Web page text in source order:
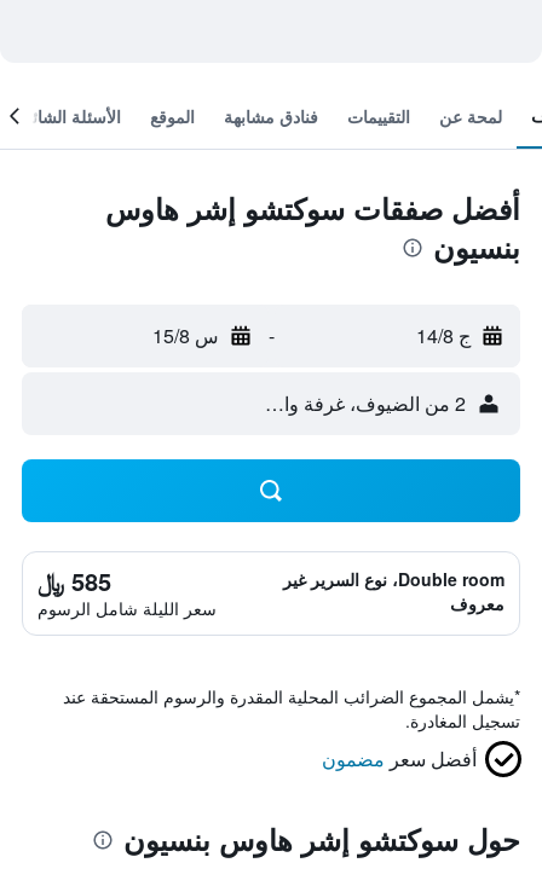
لمحة عن التقييمات فنادق مشابهة الموقع الأسئلة الشائعة
أفضل صفقات سوكتشو إشر هاوس
بنسيون
ج 14/8 - س 15/8
2 من الضيوف، غرفة واحدة
Double room، نوع السرير غير
معروف
585 ﷼
سعر الليلة شامل الرسوم
*يشمل المجموع الضرائب المحلية المقدرة والرسوم المستحقة عند
تسجيل المغادرة.
أفضل سعر مضمون
حول سوكتشو إشر هاوس بنسيون